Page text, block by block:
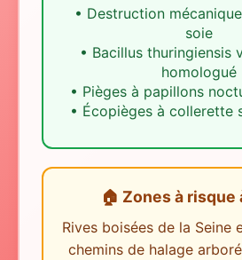
• Destruction
soie
• Bacillus thuringiensis
homologué
• Pièges à papillons
• Écopièges à collerette
🏠 Zones à risque
Rives boisées de la Seine
chemins de halage